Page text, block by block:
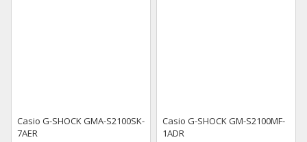
Casio G-SHOCK GMA-S2100SK-
7AER
Casio G-SHOCK GM-S2100MF-
1ADR